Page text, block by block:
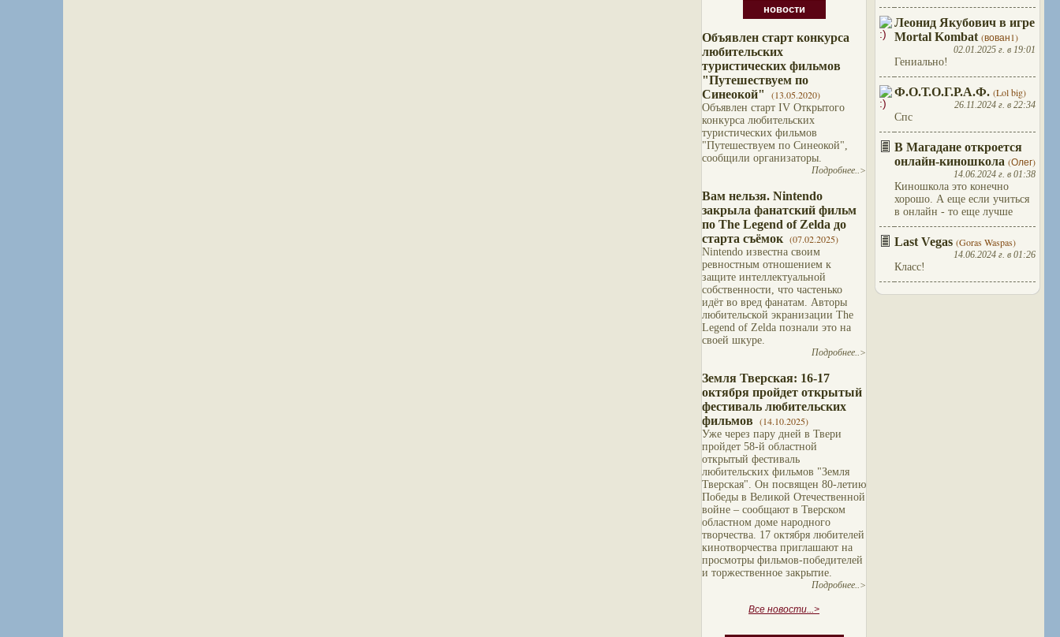
новости
Объявлен старт конкурса
любительских
туристических фильмов
"Путешествуем по
Синеокой"
(13.05.2020)
Объявлен старт IV Открытого
конкурса любительских
туристических фильмов
"Путешествуем по Синеокой",
сообщили организаторы.
Подробнее..>
Вам нельзя. Nintendo
закрыла фанатский фильм
по The Legend of Zelda до
старта съёмок (07.02.2025)
Nintendo известна своим
ревностным отношением к
защите интеллектуальной
собственности, что частенько
идёт во вред фанатам. Авторы
любительской экранизации The
Legend of Zelda познали это на
своей шкуре.
Подробнее..>
Земля Тверская: 16-17
октября пройдет открытый
фестиваль любительских
фильмов (14.10.2025)
Уже через пару дней в Твери
пройдет 58-й областной
открытый фестиваль
любительских фильмов "Земля
Тверская". Он посвящен 80-летию
Победы в Великой Отечественной
войне – сообщают в Тверском
областном доме народного
творчества. 17 октября любителей
кинотворчества приглашают на
просмотры фильмов-победителей
и торжественное закрытие.
Подробнее..>
Все новости...>
Леонид Якубович в игре
Mortal Kombat (вован1)
02.01.2025 г. в 19:01
Гениально!
Ф.О.Т.О.Г.Р.А.Ф. (Lol big)
26.11.2024 г. в 22:34
Спс
В Магадане откроется
онлайн-киношкола (Олег)
14.06.2024 г. в 01:38
Киношкола это конечно
хорошо. А еще если учиться
в онлайн - то еще лучше
Last Vegas (Goras Waspas)
14.06.2024 г. в 01:26
Класс!